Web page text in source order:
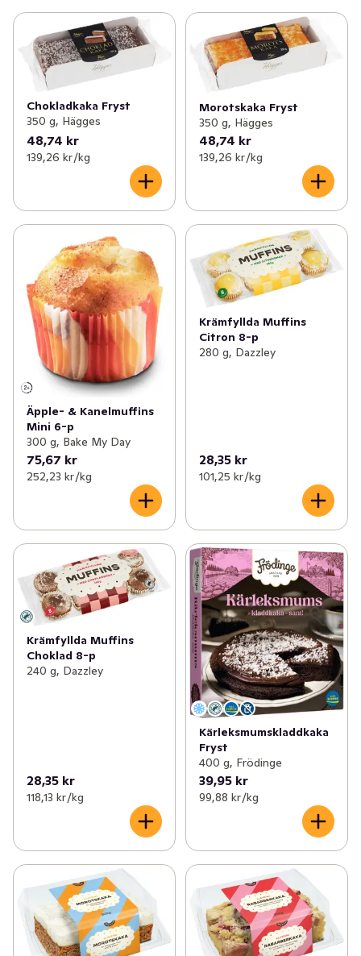
Chokladkaka Fryst
350 g, Hägges
48,74 kr
139,26 kr /kg
Morotskaka Fryst
350 g, Hägges
48,74 kr
139,26 kr /kg
Äpple- & Kanelmuffins
Mini 6-p
300 g, Bake My Day
75,67 kr
252,23 kr /kg
Krämfyllda Muffins
Citron 8-p
280 g, Dazzley
28,35 kr
101,25 kr /kg
Krämfyllda Muffins
Choklad 8-p
240 g, Dazzley
28,35 kr
118,13 kr /kg
Kärleksmumskladdkaka
Fryst
400 g, Frödinge
39,95 kr
99,88 kr /kg